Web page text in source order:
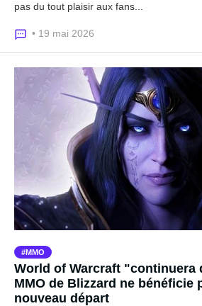
pas du tout plaisir aux fans...
• 19 mai 2026
MMO
World of Warcraft "continuera
MMO de Blizzard ne bénéficie
nouveau départ